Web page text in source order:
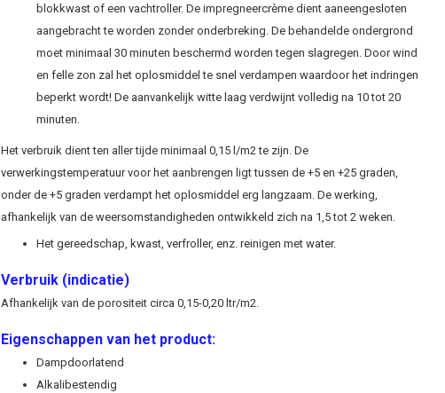
blokkwast of een vachtroller. De impregneercrème dient aaneengesloten
aangebracht te worden zonder onderbreking. De behandelde ondergrond
moet minimaal 30 minuten beschermd worden tegen slagregen. Door wind
en felle zon zal het oplosmiddel te snel verdampen waardoor het indringen
beperkt wordt! De aanvankelijk witte laag verdwijnt volledig na 10 tot 20
minuten.
Het verbruik dient ten aller tijde minimaal 0,15 l/m2 te zijn. De
verwerkingstemperatuur voor het aanbrengen ligt tussen de +5 en +25 graden,
onder de +5 graden verdampt het oplosmiddel erg langzaam. De werking,
afhankelijk van de weersomstandigheden ontwikkeld zich na 1,5 tot 2 weken.
Het gereedschap, kwast, verfroller, enz. reinigen met water.
Verbruik (indicatie)
Afhankelijk van de porositeit circa 0,15-0,20 ltr/m2.
Eigenschappen van het product:
Dampdoorlatend
Alkalibestendig